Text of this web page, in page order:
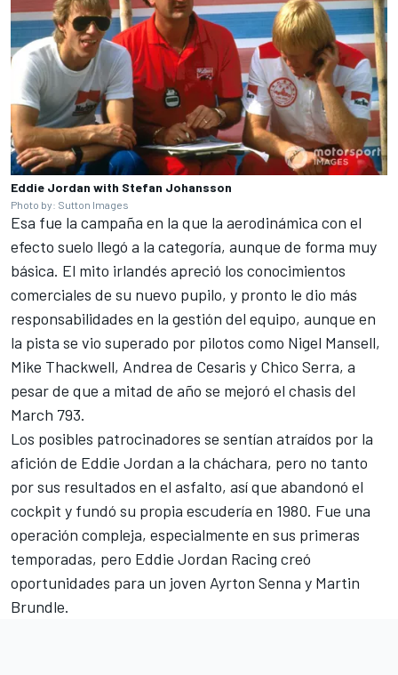
Eddie Jordan with Stefan Johansson
Photo by: Sutton Images
Esa fue la campaña en la que la aerodinámica con el
efecto suelo llegó a la categoría, aunque de forma muy
básica. El mito irlandés apreció los conocimientos
comerciales de su nuevo pupilo, y pronto le dio más
responsabilidades en la gestión del equipo, aunque en
la pista se vio superado por pilotos como Nigel Mansell,
Mike Thackwell, Andrea de Cesaris y Chico Serra, a
pesar de que a mitad de año se mejoró el chasis del
March 793.
Los posibles patrocinadores se sentían atraídos por la
afición de Eddie Jordan a la cháchara, pero no tanto
por sus resultados en el asfalto, así que abandonó el
cockpit y fundó su propia escudería en 1980. Fue una
operación compleja, especialmente en sus primeras
temporadas, pero Eddie Jordan Racing creó
oportunidades para un joven Ayrton Senna y Martin
Brundle.